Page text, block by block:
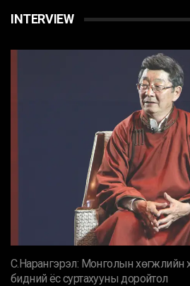
INTERVIEW
С.Нарангэрэл: Монголын хөгжлийн
бидний ёс суртахууны доройтол